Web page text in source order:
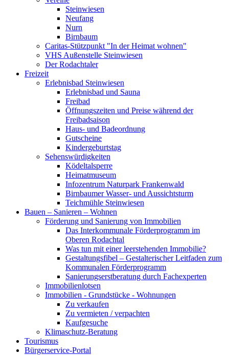
Steinwiesen
Neufang
Nurn
Birnbaum
Caritas-Stützpunkt "In der Heimat wohnen"
VHS Außenstelle Steinwiesen
Der Rodachtaler
Freizeit
Erlebnisbad Steinwiesen
Erlebnisbad und Sauna
Freibad
Öffnungszeiten und Preise während der
Freibadsaison
Haus- und Badeordnung
Gutscheine
Kindergeburtstag
Sehenswürdigkeiten
Ködeltalsperre
Heimatmuseum
Infozentrum Naturpark Frankenwald
Birnbaumer Wasser- und Aussichtsturm
Teichmühle Steinwiesen
Bauen – Sanieren – Wohnen
Förderung und Sanierung von Immobilien
Das Interkommunale Förderprogramm im
Oberen Rodachtal
Was tun mit einer leerstehenden Immobilie?
Gestaltungsfibel – Gestalterischer Leitfaden zum
Kommunalen Förderprogramm
Sanierungserstberatung durch Fachexperten
Immobilienlotsen
Immobilien - Grundstücke - Wohnungen
Zu verkaufen
Zu vermieten / verpachten
Kaufgesuche
Klimaschutz-Beratung
Tourismus
Bürgerservice-Portal